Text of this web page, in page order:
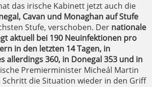
das irische Kabinett jetzt auch die
Cavan und Monaghan auf Stufe
Stufe, verschoben. Der nationale
aktuell bei 190 Neuinfektionen pro
in den letzten 14 Tagen, in
allerdings 360, in Donegal 353 und in
Premierminister Micheál Martin
die Situation wieder in den Griff